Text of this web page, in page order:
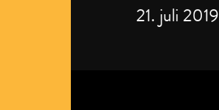
21. juli 2019